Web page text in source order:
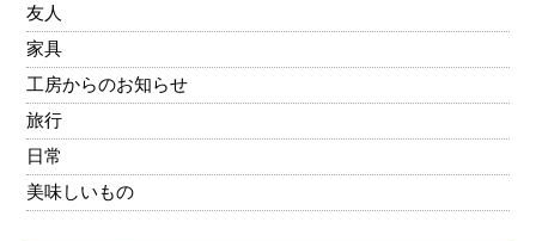
友人
家具
工房からのお知らせ
旅行
日常
美味しいもの